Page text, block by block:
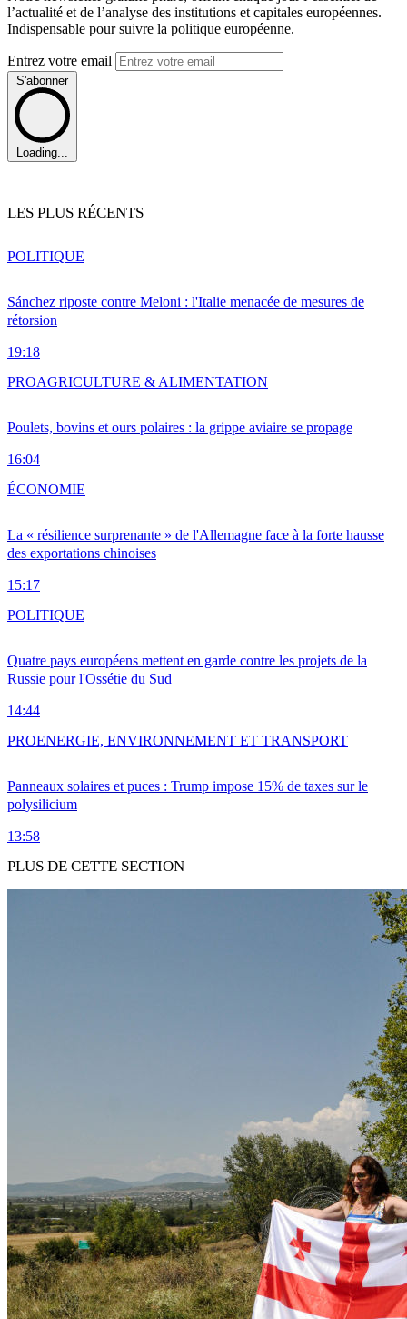
l’actualité et de l’analyse des institutions et capitales européennes.
Indispensable pour suivre la politique européenne.
Entrez votre email
S'abonner
Loading...
LES PLUS RÉCENTS
Sánchez riposte contre Meloni : l'Italie menacée de mesures de
rétorsion
19:18
POLITIQUE
Poulets, bovins et ours polaires : la grippe aviaire se propage
16:04
PROAGRICULTURE & ALIMENTATION
La « résilience surprenante » de l'Allemagne face à la forte hausse
des exportations chinoises
15:17
ÉCONOMIE
Quatre pays européens mettent en garde contre les projets de la
Russie pour l'Ossétie du Sud
14:44
POLITIQUE
Panneaux solaires et puces : Trump impose 15% de taxes sur le
polysilicium
13:58
PROENERGIE, ENVIRONNEMENT ET TRANSPORT
PLUS DE CETTE SECTION